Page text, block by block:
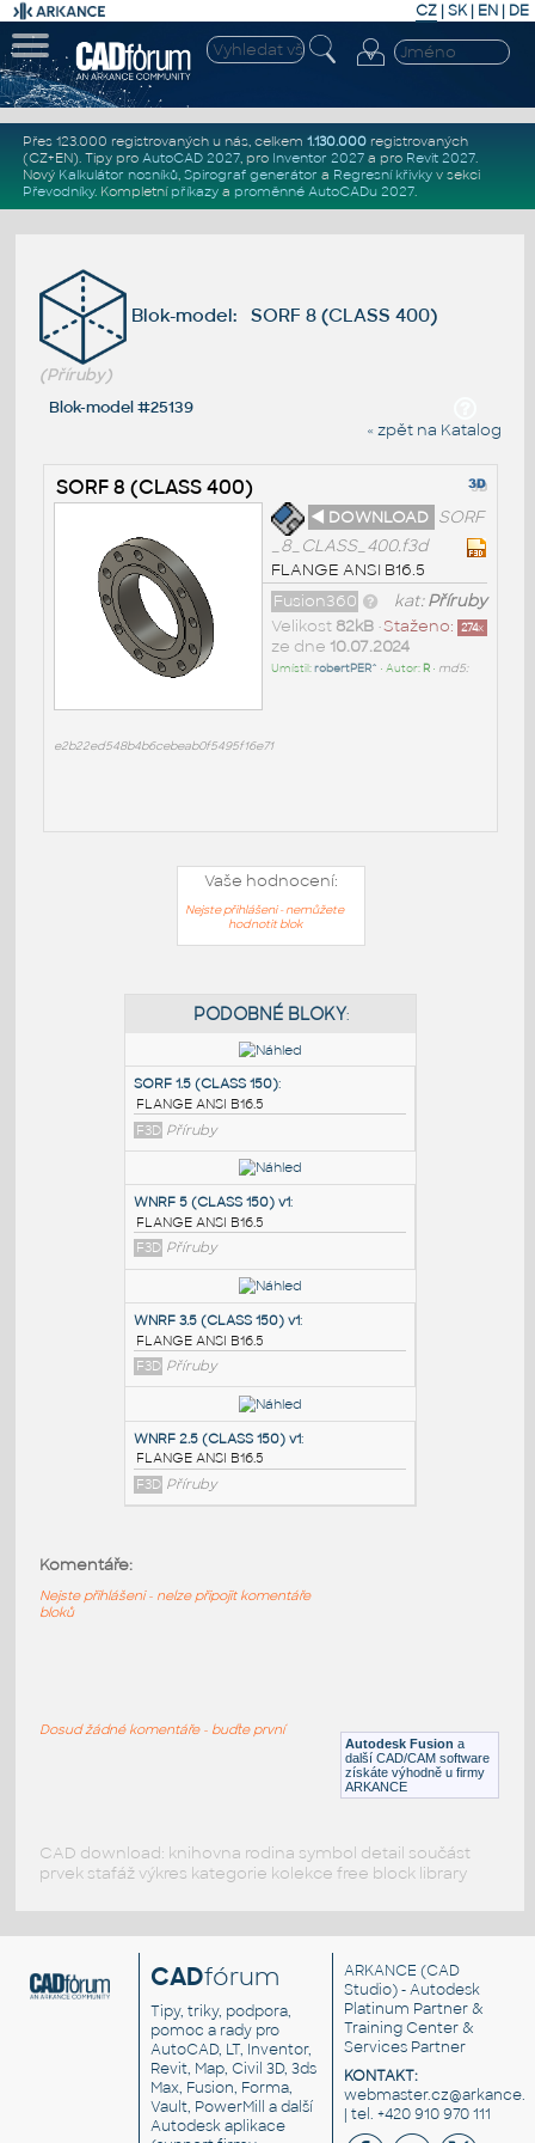
CZ | SK| EN | DE
Přes 123.000 registrovaných u nás, celkem 1.130.000registrovaných
(CZ+EN). Tipy pro AutoCAD 2027, pro Inventor 2027a pro Revit 2027.
Nový Kalkulátor nosníků, Spirograf generátor a Regresní křivkyv sekci
Převodníky. Kompletní příkazya proměnné AutoCADu 2027.
Blok-model: SORF 8 (CLASS 400)
(Příruby)
Blok-model #25139
« zpět na Katalog
SORF 8 (CLASS 400)
◄ DOWNLOAD SORF
_8_CLASS_400.f3d
FLANGE ANSI B16.5
kat:Příruby
Fusion360
Staženo: 274x
Velikost 82kB•
ze dne 10.07.2024
Umístil:robertPER^ • Autor: R• md5:
e2b22ed548b4b6cebeab0f5495f16e71
Vaše hodnocení:
Nejste přihlášeni - nemůžete
hodnotit blok
PODOBNÉ BLOKY
SORF 1.5 (CLASS 150):
FLANGE ANSI B16.5
F3D Příruby
WNRF 5 (CLASS 150) v1
FLANGE ANSI B16.5
F3D Příruby
Příruby
Autodesk Fusion a
další CAD/CAM software
získáte výhodně u firmy
ARKANCE
Komentáře:
Nejste přihlášeni - nelze připojit komentáře
bloků
Dosud žádné komentáře - buďte první
CAD download: knihovna rodina symbol detail součást
prvek stafáž výkres kategorie kolekce free block library
CADfórum
Tipy, triky, podpora,
pomoc a rady pro
AutoCAD, LT, Inventor,
Revit, Map, Civil 3D, 3ds
Max, Fusion, Forma,
Vault, PowerMill a další
Autodesk aplikace
ARKANCE (CAD
Studio) - Autodesk
Platinum Partner &
Training Center &
Services Partner
KONTAKT:
| tel. +420 910 970 111